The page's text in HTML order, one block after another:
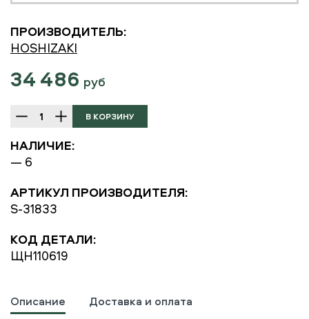
ПРОИЗВОДИТЕЛЬ:
HOSHIZAKI
34 486 руб
НАЛИЧИЕ:
— 6
АРТИКУЛ ПРОИЗВОДИТЕЛЯ:
S-31833
КОД ДЕТАЛИ:
ЩН110619
Описание
Доставка и оплата